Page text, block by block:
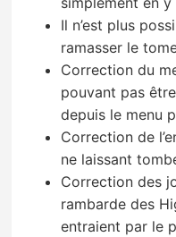
Il n’est plus
ramasser le
Correction du
pouvant pas
depuis le menu
Correction de
ne laissant
Correction des
rambarde des
entraient par le